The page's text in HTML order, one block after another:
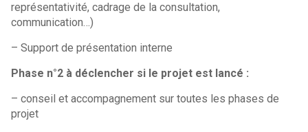
représentativité, cadrage de la consultation,
communication…)
– Support de présentation interne
Phase n°2 à déclencher si le projet est lancé :
– conseil et accompagnement sur toutes les phases de
projet